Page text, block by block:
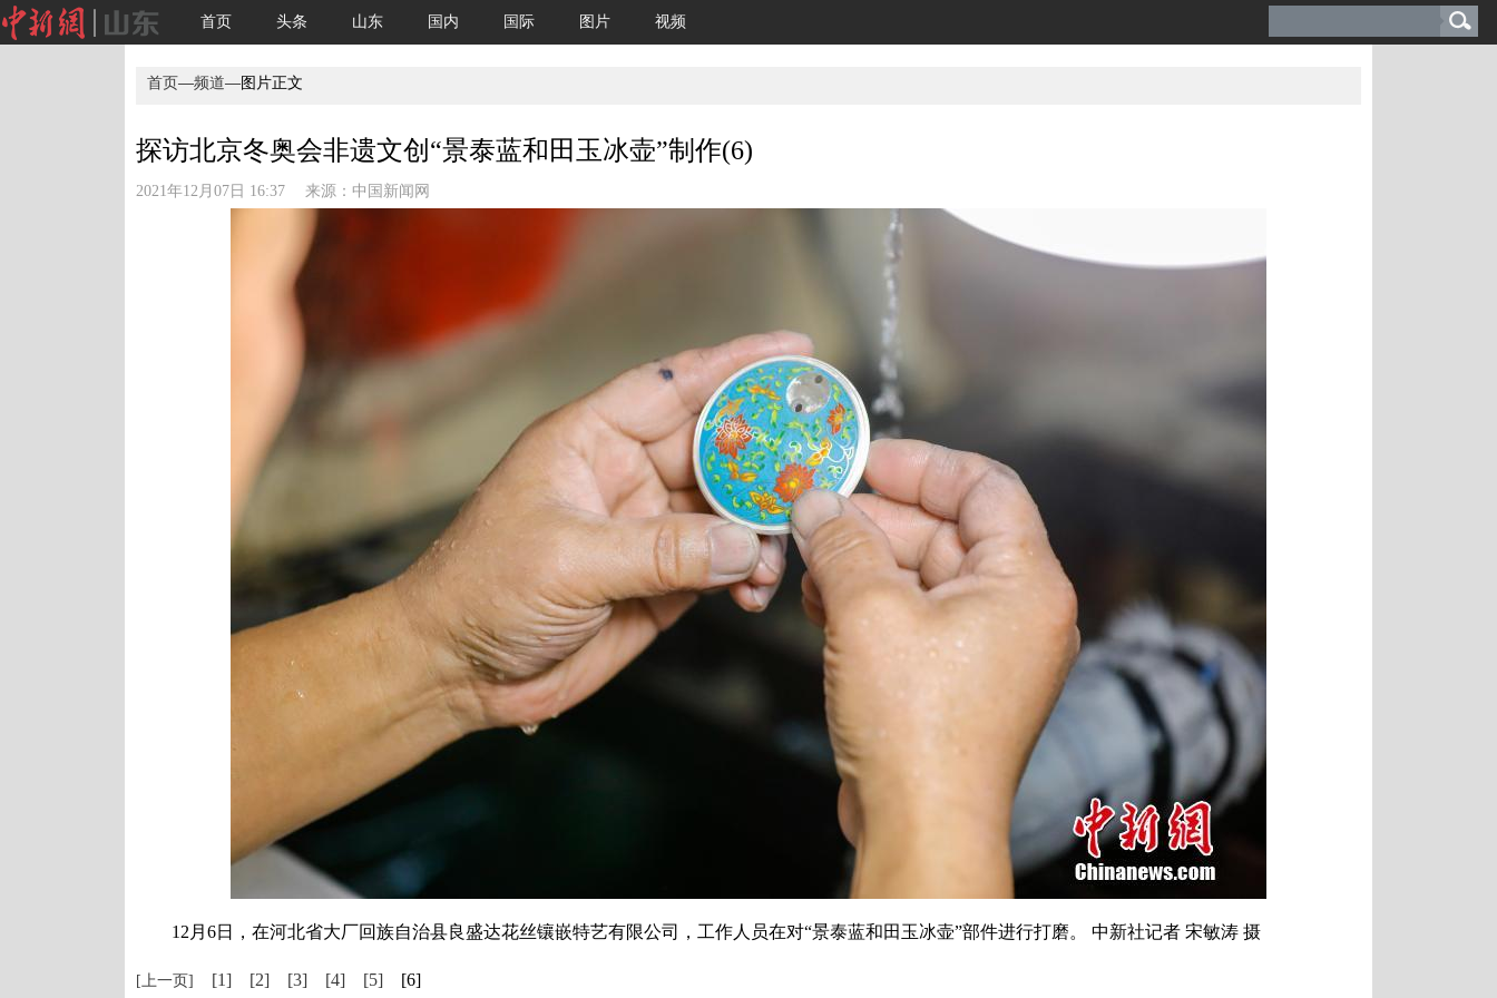
首页 头条 山东 国内 国际 图片 视频
首页—频道—图片正文
探访北京冬奥会非遗文创“景泰蓝和田玉冰壶”制作(6)
2021年12月07日 16:37 来源： 中国新闻网
12月6日，在河北省大厂回族自治县良盛达花丝镶嵌特艺有限公司，工作人员在对“景泰蓝和田玉冰壶”部件进行打磨。 中新社记者 宋敏涛 摄
[上一页] [1] [2] [3] [4] [5] [6]